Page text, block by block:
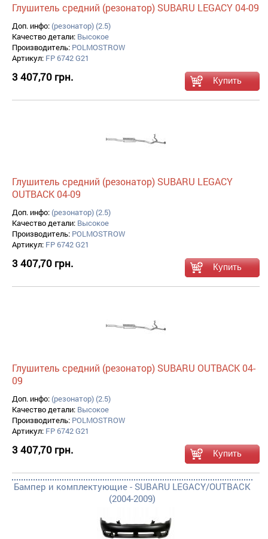
Глушитель средний (резонатор) SUBARU LEGACY 04-09
Доп. инфо: (резонатор) (2.5)
Качество детали: Высокое
Производитель: POLMOSTROW
Артикул: FP 6742 G21
3 407,70 грн.
Глушитель средний (резонатор) SUBARU LEGACY
OUTBACK 04-09
Доп. инфо: (резонатор) (2.5)
Качество детали: Высокое
Производитель: POLMOSTROW
Артикул: FP 6742 G21
3 407,70 грн.
Глушитель средний (резонатор) SUBARU OUTBACK 04-
09
Доп. инфо: (резонатор) (2.5)
Качество детали: Высокое
Производитель: POLMOSTROW
Артикул: FP 6742 G21
3 407,70 грн.
Бампер и комплектующие - SUBARU LEGACY/OUTBACK
(2004-2009)